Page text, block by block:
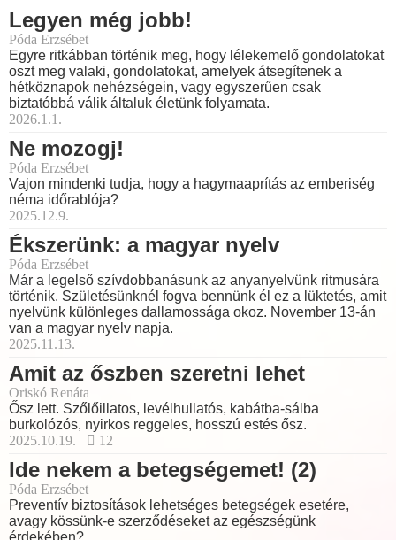
Legyen még jobb!
Póda Erzsébet
Egyre ritkábban történik meg, hogy lélekemelő gondolatokat
oszt meg valaki, gondolatokat, amelyek átsegítenek a
hétköznapok nehézségein, vagy egyszerűen csak
biztatóbbá válik általuk életünk folyamata.
2026.1.1.
Ne mozogj!
Póda Erzsébet
Vajon mindenki tudja, hogy a hagymaaprítás az emberiség
néma időrablója?
2025.12.9.
Ékszerünk: a magyar nyelv
Póda Erzsébet
Már a legelső szívdobbanásunk az anyanyelvünk ritmusára
történik. Születésünknél fogva bennünk él ez a lüktetés, amit
nyelvünk különleges dallamossága okoz. November 13-án
van a magyar nyelv napja.
2025.11.13.
Amit az őszben szeretni lehet
Oriskó Renáta
Ősz lett. Szőlőillatos, levélhullatós, kabátba-sálba
burkolózós, nyirkos reggeles, hosszú estés ősz.
2025.10.19.
12
Ide nekem a betegségemet! (2)
Póda Erzsébet
Preventív biztosítások lehetséges betegségek esetére,
avagy kössünk-e szerződéseket az egészségünk